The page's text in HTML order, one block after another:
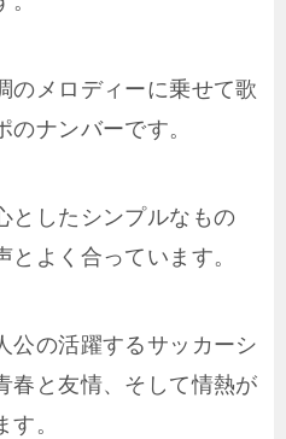
のメロディーに乗せて歌
ナンバーです。
としたシンプルなもの
よく合っています。
公の活躍するサッカーシ
春と友情、そして情熱が
。